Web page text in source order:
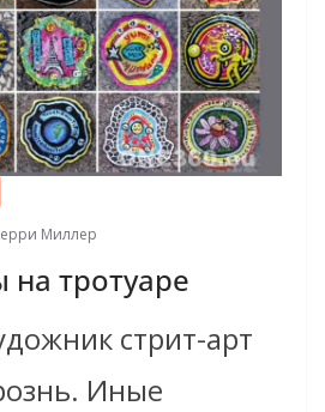
Миллер
тротуаре
стрит-арт
Иные